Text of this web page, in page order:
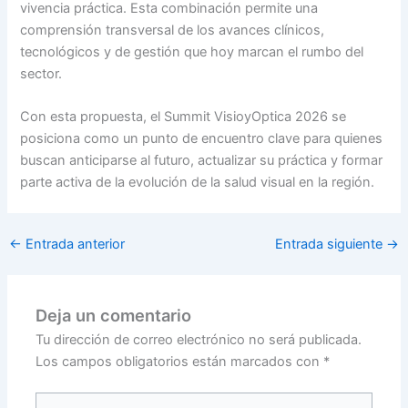
vivencia práctica. Esta combinación permite una
comprensión transversal de los avances clínicos,
tecnológicos y de gestión que hoy marcan el rumbo del
sector.
Con esta propuesta, el Summit VisioyOptica 2026 se
posiciona como un punto de encuentro clave para quienes
buscan anticiparse al futuro, actualizar su práctica y formar
parte activa de la evolución de la salud visual en la región.
← Entrada anterior Entrada siguiente →
Deja un comentario
Tu dirección de correo electrónico no será publicada.
Los campos obligatorios están marcados con *